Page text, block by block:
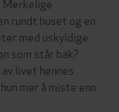
Merkelige
rundt huset og en
med uskyldige
som står bak?
livet hennes
mer å miste enn